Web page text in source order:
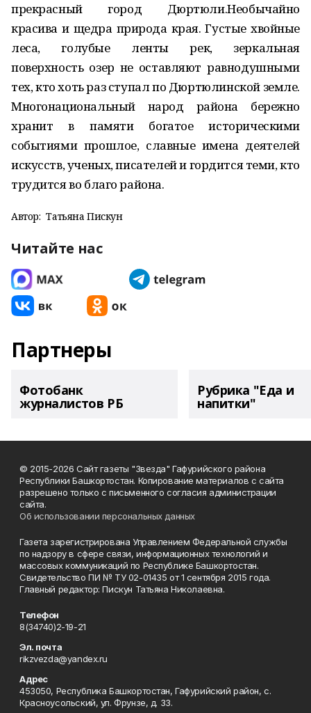
прекрасный город Дюртюли.Необычайно
красива и щедра природа края. Густые хвойные
леса, голубые ленты рек, зеркальная
поверхность озер не оставляют равнодушными
тех, кто хоть раз ступал по Дюртюлинской земле.
​Многонациональный народ района бережно
хранит в памяти богатое историческими
событиями прошлое, славные имена деятелей
искусств, ученых, писателей и гордится теми, кто
трудится во благо района.
Автор: Татьяна Пискун
Читайте нас
Партнеры
Фотобанк
журналистов РБ
Рубрика "Еда и
напитки"
© 2015-2026 Сайт газеты "Звезда" Гафурийского района
Республики Башкортостан. Копирование материалов с сайта
разрешено только с письменного согласия администрации
сайта.
Об использовании персональных данных
Газета зарегистрирована Управлением Федеральной службы
по надзору в сфере связи, информационных технологий и
массовых коммуникаций по Республике Башкортостан.
Свидетельство ПИ № ТУ 02-01435 от 1 сентября 2015 года.
Главный редактор: Пискун Татьяна Николаевна.
Телефон
8(34740)2-19-21
Эл. почта
rikzvezda@yandex.ru
Адрес
453050, Республика Башкортостан, Гафурийский район, с.
Красноусольский, ул. Фрунзе, д. 33.